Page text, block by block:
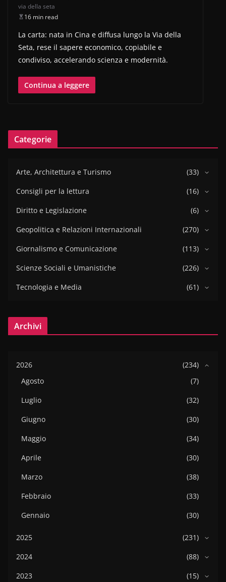
via della seta
16 min read
La carta: nata in Cina e diffusa lungo la Via della
Seta, rese il sapere economico, copiabile e
condiviso, accelerando scienza e modernità.
Continua a leggere
Categorie
Arte, Architettura e Turismo
(33)
Consigli per la lettura
(16)
Diritto e Legislazione
(6)
Geopolitica e Relazioni Internazionali
(270)
Giornalismo e Comunicazione
(113)
Scienze Sociali e Umanistiche
(226)
Tecnologia e Media
(61)
Archivi
2026
(234)
Agosto
(7)
Luglio
(32)
Giugno
(30)
Maggio
(34)
Aprile
(30)
Marzo
(38)
Febbraio
(33)
Gennaio
(30)
2025
(231)
2024
(88)
2023
(15)